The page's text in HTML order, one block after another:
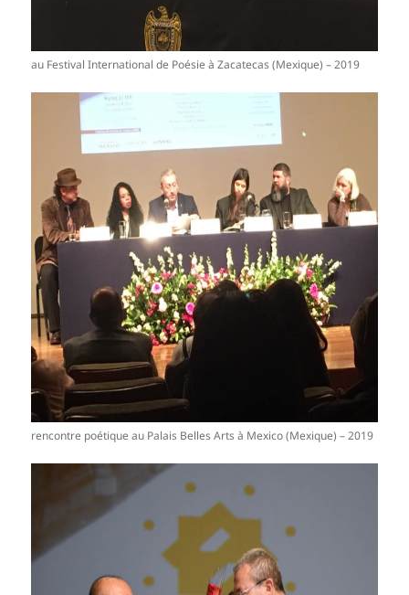
au Festival International de Poésie à Zacatecas (Mexique) – 2019
rencontre poétique au Palais Belles Arts à Mexico (Mexique) – 2019